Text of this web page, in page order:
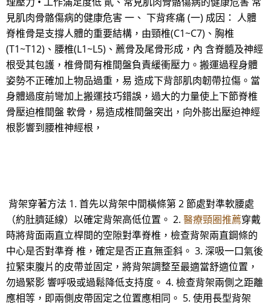
見肌肉骨骼傷病的健康危害 一、 下背疼痛 (一) 成因： 人體
脊椎骨是支撐人體的重要結構，由頸椎(C1~C7)、胸椎
(T1~T12)、腰椎(L1~L5)、薦骨及尾骨形成，內 含脊髓及神經
根受其包護，椎骨間有椎間盤負責緩衝壓力。搬運過程身體
姿勢不正確加上物品過重，易 造成下背部肌肉韌帶拉傷。當
身體過度前彎加上搬運技巧錯誤，過大的力量使上下節脊椎
骨壓迫椎間盤 軟骨，易造成椎間盤突出，向外膨出壓迫神經
根影響到腰椎神經根，
背架穿著方法 1. 首先以背架中間橫條第 2 節處對準軟腰處
（約肚臍延線）以確定背架高低位置。 2. 醫療頸圈推薦穿戴
時將背面兩直立桿間的空隙對準脊椎，檢查背架兩直鋼條的
中心是否對準脊 椎，確定是否正直無歪斜。 3. 深吸一口氣後
拉緊束腹片的皮帶並固定，將背架調整至最適當舒適位置，
勿過緊影 響呼吸或過鬆降低支持度。 4. 檢查背架兩側之距離
應相等，即兩側皮帶固定之位置應相同。 5. 使用長型背架